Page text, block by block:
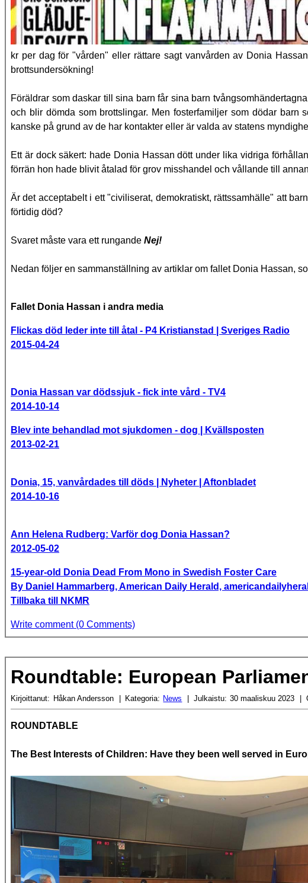
kr per dag för "vården" eller rättare sagt vanvården av Donia
brottsundersökning!
Föräldrar som daskar till sina barn får sina barn
och blir dömda som brottslingar. Men fosterfamiljer som dödar
kanske på grund av de har kontakter eller är valda av statens
Ett är dock säkert: hade Donia Hassan dött under lika vidriga
förrän hon hade blivit åtalad för grov misshandel och vållande till
Är det acceptabelt i ett "civiliserat, demokratiskt, rättssamhälle" att
förtidig död?
Svaret måste vara ett rungande Nej!
Nedan följer en sammanställning av artiklar om fallet Donia Hassan,
Fallet Donia Hassan i andra media
Flickas död leder inte till åtal - P4 Kristianstad | Sveriges Radio
2015-04-24
Donia Hassan var dödssjuk - fick inte vård - TV4
2014-10-14
Blev inte behandlad mot sjukdomen - dog | Kvällsposten
2013-02-21
Donia, 15, vanvårdades till döds | Nyheter | Aftonbladet
2014-10-16
Ann Helena Rudberg: Varför dog Donia Hassan?
2012-05-02
15-year-old Donia Dead From Mono in Swedish Foster Care
By Daniel Hammarberg, American Daily Herald,
Tillbaka till NKMR
Write comment (0 Comments)
Roundtable: European
Kirjoittanut: Håkan Andersson Kategoria: News Julkaistu: 30 maaliskuu 2023
ROUNDTABLE
The Best Interests of Children: Have they been well served in